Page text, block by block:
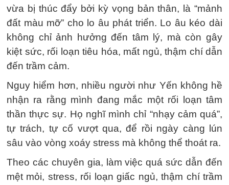
vừa bị thúc đẩy bởi kỳ vọng bản thân, là “mảnh
đất màu mỡ” cho lo âu phát triển. Lo âu kéo dài
không chỉ ảnh hưởng đến tâm lý, mà còn gây
kiệt sức, rối loạn tiêu hóa, mất ngủ, thậm chí dẫn
đến trầm cảm.
Nguy hiểm hơn, nhiều người như Yến không hề
nhận ra rằng mình đang mắc một rối loạn tâm
thần thực sự. Họ nghĩ mình chỉ “nhạy cảm quá”,
tự trách, tự cố vượt qua, để rồi ngày càng lún
sâu vào vòng xoáy stress mà không thể thoát ra.
Theo các chuyên gia, làm việc quá sức dẫn đến
mệt mỏi, stress, rối loạn giấc ngủ, thậm chí trầm